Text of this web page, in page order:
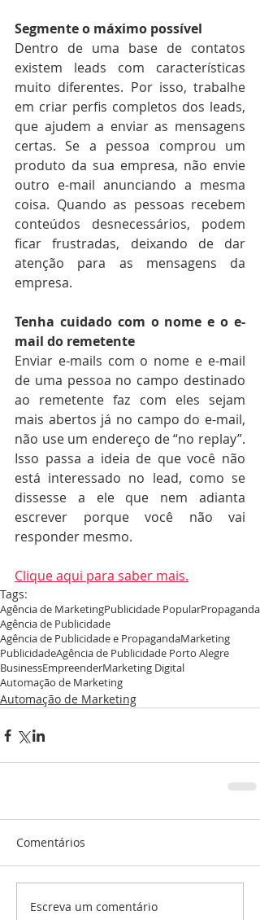
Segmente o máximo possível
Dentro de uma base de contatos
existem leads com características
muito diferentes. Por isso, trabalhe
em criar perfis completos dos leads,
que ajudem a enviar as mensagens
certas. Se a pessoa comprou um
produto da sua empresa, não envie
outro e-mail anunciando a mesma
coisa. Quando as pessoas recebem
conteúdos desnecessários, podem
ficar frustradas, deixando de dar
atenção para as mensagens da
empresa.
Tenha cuidado com o nome e o e-
mail do remetente
Enviar e-mails com o nome e e-mail
de uma pessoa no campo destinado
ao remetente faz com eles sejam
mais abertos já no campo do e-mail,
não use um endereço de “no replay”.
Isso passa a ideia de que você não
está interessado no lead, como se
dissesse a ele que nem adianta
escrever porque você não vai
responder mesmo.
Clique aqui para saber mais.
Tags:
Agência de MarketingPublicidade PopularPropaganda
Agência de Publicidade
Agência de Publicidade e PropagandaMarketing
PublicidadeAgência de Publicidade Porto Alegre
BusinessEmpreenderMarketing Digital
Automação de Marketing
Automação de Marketing
Comentários
Escreva um comentário